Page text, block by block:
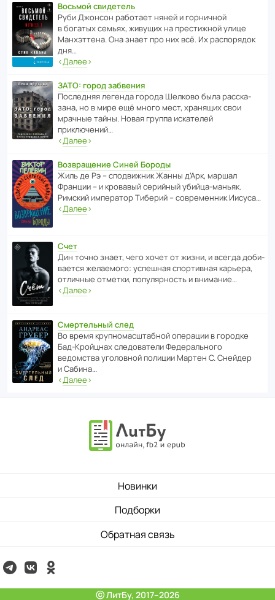
Восьмой свидетель
Руби Джонсон рабо­тает няней и горни­чной
в богатых семьях, живущих на прес­ти­жной улице
Манх­эт­тена. Она знает про них всё. Их распо­рядок
дня…
‹Далее›
ЗАТО: город забвения
После­дняя легенда города Шелково была расска­
зана, но в мире ещё много мест, хранящих свои
мрачные тайны. Новая группа иска­телей
приключений…
‹Далее›
Возвращение Синей Бороды
Жиль де Рэ – спод­ви­жник Жанны д’Арк, маршал
Франции – и кровавый серийный убийца-маньяк.
Римский импе­ратор Тиберий – совре­менник Иисуса…
‹Далее›
Счет
Дин точно знает, чего хочет от жизни, и всегда доби­
ва­ется жела­е­мого: успе­шная спор­ти­вная карьера,
отли­чные отметки, попу­ля­р­ность и внимание…
‹Далее›
Смертельный след
Во время круп­но­мас­ш­та­бной операции в городке
Бад‑Крой­цнах следо­ва­тели Феде­раль­ного
ведомства уголо­вной полиции Мартен С. Снейдер
и Сабина…
‹Далее›
Новинки
Подборки
Обратная связь
ⓒ ЛитБу, 2017–2026